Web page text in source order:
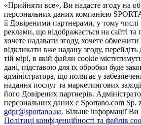
«Прийняти все», Ви надасте згоду на
персональних даних компанією
її Довіреними партнерами, у тому числі
реклами, що відображається на сайті
хочете надавати згоду, хочете обмежити
відкликати вже надану згоду,
тій мірі, в якій файли cookie
дані, підставою для їх обробки буде
адміністратора, що полягає у
надання послуг та маркетингових
його Довірених партнерів.
персональних даних є Sportano.com Sp.
gdpr@sportano.ua. Більше інформації
Політиці конфіденційності та файлів